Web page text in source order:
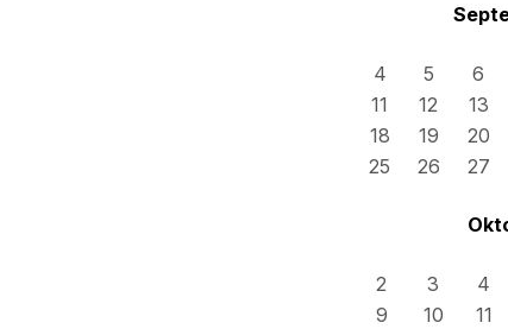
4
5 6
11
12 13
18
19 20
25
26 27
2
3 4
9
10 11